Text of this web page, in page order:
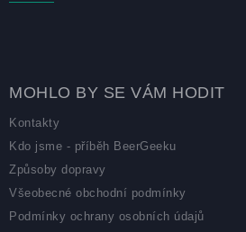
MOHLO BY SE VÁM HODIT
Kontakty
Kdo jsme - příběh BeerGeeku
Způsoby dopravy
Všeobecné obchodní podmínky
Podmínky ochrany osobních údajů